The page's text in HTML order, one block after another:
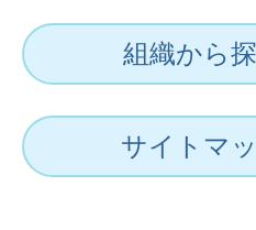
組織から
サイトマ